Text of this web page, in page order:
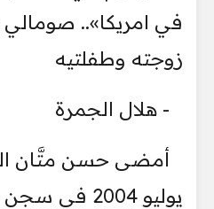
في امريكا»..
زوجته وطفلتيه
- هلال الجمرة
أمضى حسن متَّان
يوليو 2004